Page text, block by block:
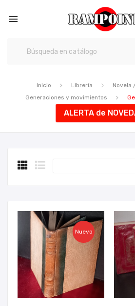

Inicio Librería
Novela
Generaciones y movimientos
ALERTA de
Nuevo